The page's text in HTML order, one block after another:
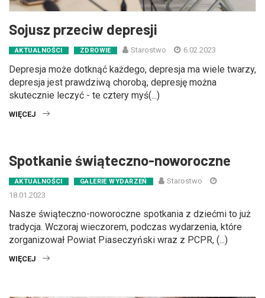
Sojusz przeciw depresji
AKTUALNOŚCI ZDROWIE Starostwo 6.02.2023
Depresja może dotknąć każdego, depresja ma wiele twarzy,
depresja jest prawdziwą chorobą, depresję można
skutecznie leczyć - te cztery myś(...)
WIĘCEJ
Spotkanie świąteczno-noworoczne
AKTUALNOŚCI GALERIE WYDARZEŃ
Starostwo
18.01.2023
Nasze świąteczno-noworoczne spotkania z dziećmi to już
tradycja. Wczoraj wieczorem, podczas wydarzenia, które
zorganizował Powiat Piaseczyński wraz z PCPR, (...)
WIĘCEJ